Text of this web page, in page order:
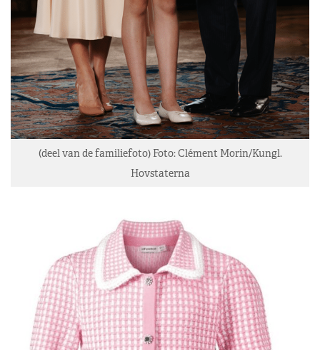
(deel van de familiefoto) Foto: Clément Morin/Kungl.
Hovstaterna